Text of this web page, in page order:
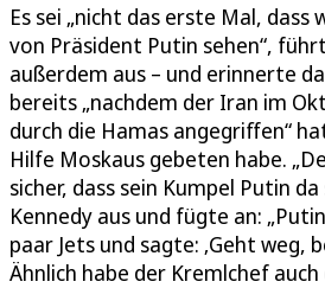
Es sei „nicht das erste Mal, dass
von Präsident Putin sehen“,
außerdem aus – und erinnerte
bereits „nachdem der Iran im
durch die Hamas angegriffen“
Hilfe Moskaus gebeten habe.
sicher, dass sein Kumpel Putin
Kennedy aus und fügte an:
paar Jets und sagte: ‚Geht weg,
Ähnlich habe der Kremlchef